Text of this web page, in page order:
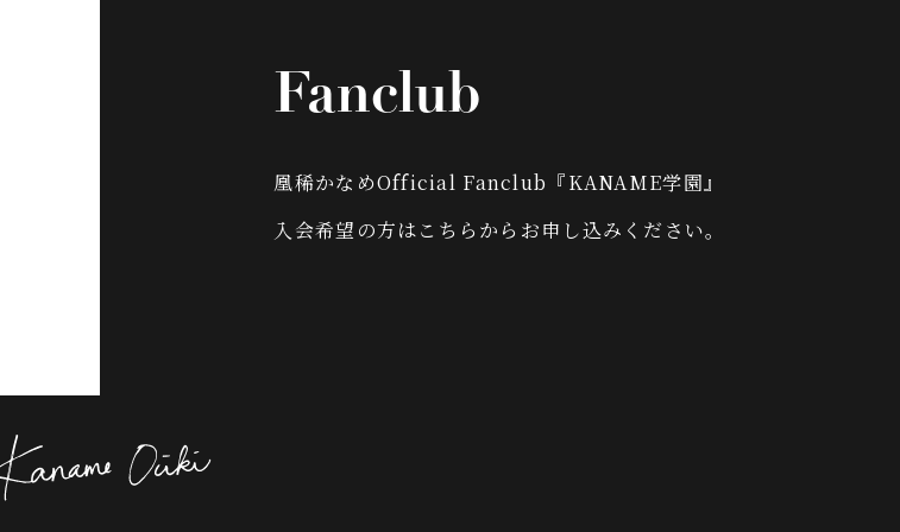
Fanclub
凰稀かなめOfficial Fanclub『KANAME学園』
入会希望の方はこちらからお申し込みください。